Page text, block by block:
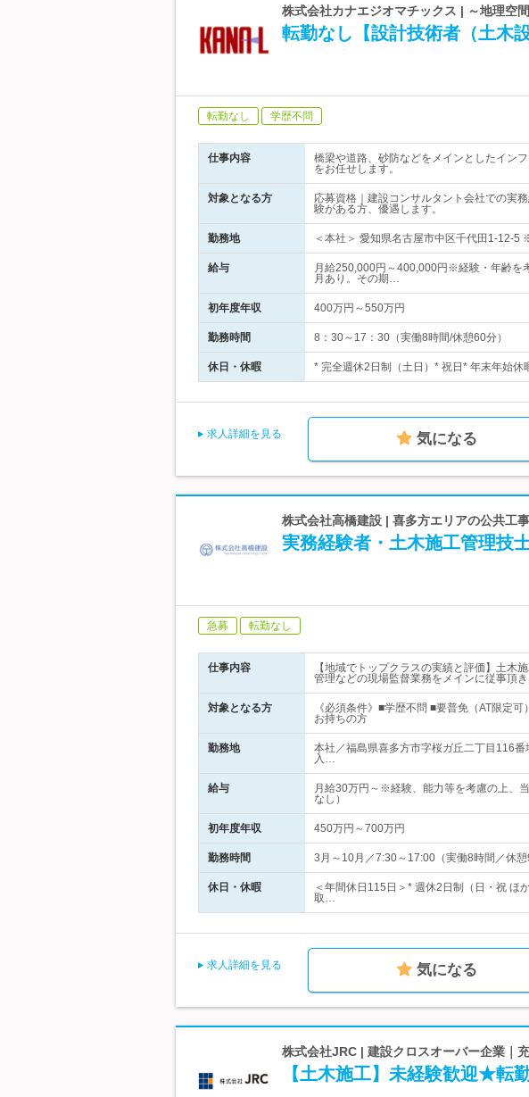
株式会社カナエジオマチックス | ～地理空
転勤なし【設計技術者（土木設
転勤なし 学歴不問
仕事内容
橋梁や道路、砂防などをメインとしたイン
をお任せします。
対象となる方
応募資格｜建設コンサルタント会社での
験がある方、優遇します。
勤務地 ＜本社＞ 愛知県名古屋市中区千代田1-12-
給与
月給250,000円～400,000円※経験・年齢を
月あり。その期…
初年度年収 400万円～550万円
勤務時間 8：30～17：30（実働8時間/休憩60分）
休日・休暇 * 完全週休2日制（土日）* 祝日* 年末年始
求人詳細を見る 気になる
株式会社高橋建設 | 喜多方エリアの公共工
実務経験者・土木施工管理技
急募 転勤なし
仕事内容
【地域でトップクラスの実績と評価】土木
管理などの現場監督業務をメインに従事頂き
対象となる方
《必須条件》■学歴不問 ■要普免（AT限定
お持ちの方
勤務地
本社／福島県喜多方市字桜ガ丘二丁目116
入…
給与
月給30万円～※経験、能力等を考慮の上、
なし）
初年度年収 450万円～700万円
勤務時間 3月～10月／7:30～17:00（実働8時間／休
休日・休暇
＜年間休日115日＞* 週休2日制（日・祝
取…
求人詳細を見る 気になる
株式会社JRC | 建設クロスオーバー企業｜
【土木施工】未経験歓迎★転